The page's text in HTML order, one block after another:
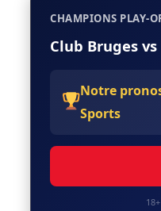
CHAMPIONS PLAY-
Club Bruges vs
Notre
Sports